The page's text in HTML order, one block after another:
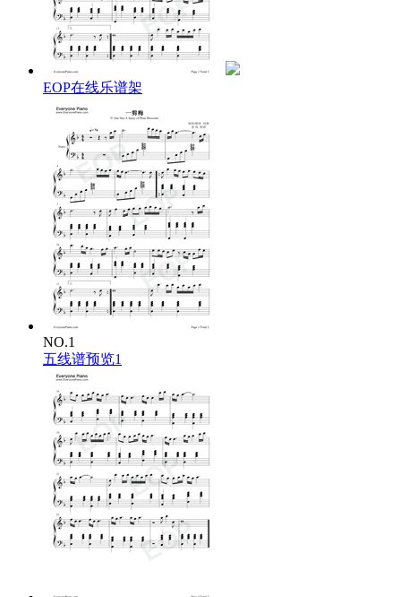
天地 一片 苍茫
一剪寒梅 傲立雪中
只为 伊人 飘香
爱我所爱无怨无悔
此情 长留 心间
雪花飘飘北风萧萧
一剪寒梅 傲立雪中
只为 伊人 飘香
爱我所爱无怨无悔
此情 长留 心间
EOP在线乐谱架
NO.1
五线谱预览1